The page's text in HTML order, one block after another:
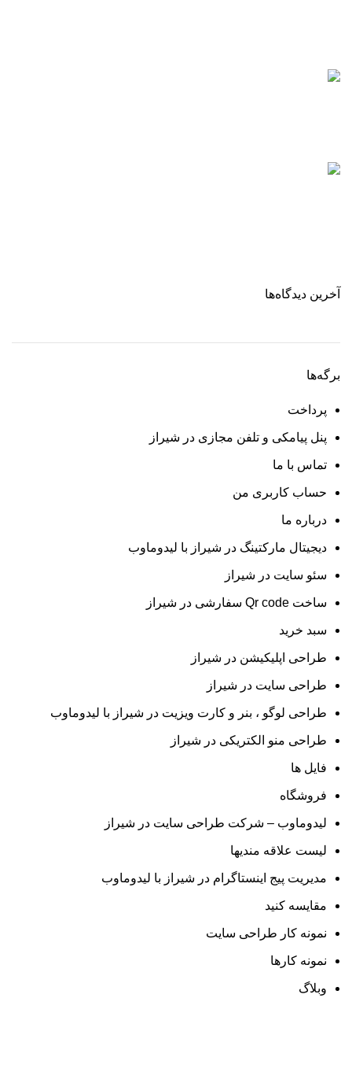
آخرین دیدگاه‌ها
برگه‌ها
پرداخت
پنل پیامکی و تلفن مجازی در شیراز
تماس با ما
حساب کاربری من
درباره ما
دیجیتال مارکتینگ در شیراز با لیدوماوب
سئو سایت در شیراز
ساخت Qr code سفارشی در شیراز
سبد خرید
طراحی اپلیکیشن در شیراز
طراحی سایت در شیراز
طراحی لوگو ، بنر و کارت ویزیت در شیراز با لیدوماوب
طراحی منو الکتریکی در شیراز
فایل ها
فروشگاه
لیدوماوب – شرکت طراحی سایت در شیراز
لیست علاقه مندیها
مدیریت پیج اینستاگرام در شیراز با لیدوماوب
مقایسه کنید
نمونه کار طراحی سایت
نمونه کارها
وبلاگ